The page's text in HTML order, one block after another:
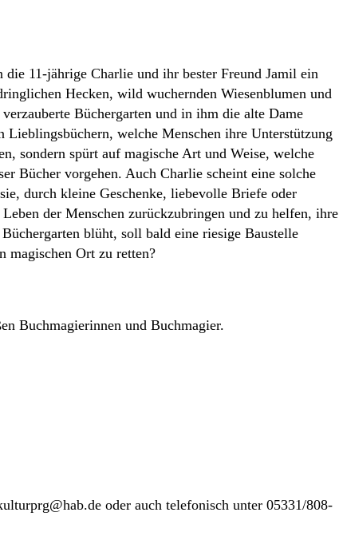
die 11-jährige Charlie und ihr bester Freund Jamil ein
Hecken, wild wuchernden Wiesenblumen und
Büchergarten und in ihm die alte Dame
welche Menschen ihre Unterstützung
sondern spürt auf magische Art und Weise, welche
Bücher vorgehen. Auch Charlie scheint eine solche
durch kleine Geschenke, liebevolle Briefe oder
der Menschen zurückzubringen und zu helfen, ihre
blüht, soll bald eine riesige Baustelle
magischen Ort zu retten?
Buchmagierinnen und Buchmagier.
ed.ba
h@grp
rutlu
oder auch telefonisch unter 05331/808-